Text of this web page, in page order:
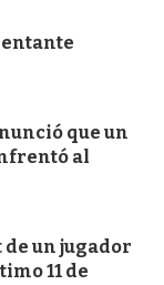
que un
al
un jugador
11 de